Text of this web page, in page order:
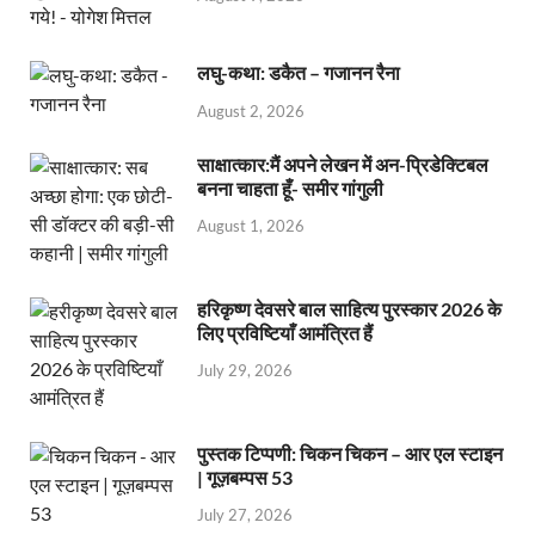
लघु-कथा: डकैत – गजानन रैना
August 2, 2026
साक्षात्कार:मैं अपने लेखन में अन-प्रिडेक्टिबल
बनना चाहता हूँ- समीर गांगुली
August 1, 2026
हरिकृष्ण देवसरे बाल साहित्य पुरस्कार 2026 के
लिए प्रविष्टियाँ आमंत्रित हैं
July 29, 2026
पुस्तक टिप्पणी: चिकन चिकन – आर एल स्टाइन
| गूज़बम्पस 53
July 27, 2026